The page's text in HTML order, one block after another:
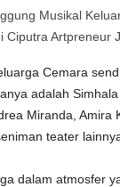
Musikal
Ciputra Artpreneur
Cemara
adalah
Miranda, Amira
teater
dalam atmosfer